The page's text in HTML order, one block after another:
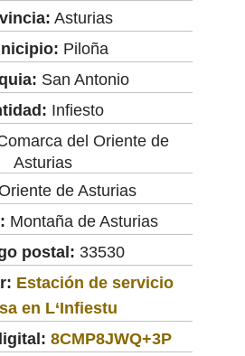
Asturias
Piloña
San Antonio
Infiesto
del Oriente de
Asturias
Oriente de Asturias
Montaña de Asturias
postal: 33530
Estación de servicio
en L‘Infiestu
8CMP8JWQ+3P